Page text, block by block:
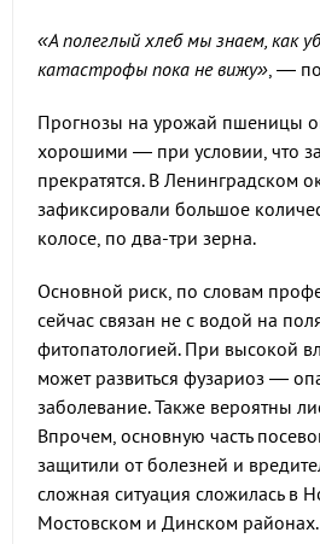
«А полеглый хлеб мы знаем, как
катастрофы пока не вижу», —
Прогнозы на урожай пшеницы
хорошими — при условии, что
прекратятся. В Ленинградском
зафиксировали большое
колосе, по два-три зерна.
Основной риск, по словам
сейчас связан не с водой на
фитопатологией. При высокой
может развиться фузариоз —
заболевание. Также вероятны
Впрочем, основную часть
защитили от болезней и
сложная ситуация сложилась в
Мостовском и Динском районах.